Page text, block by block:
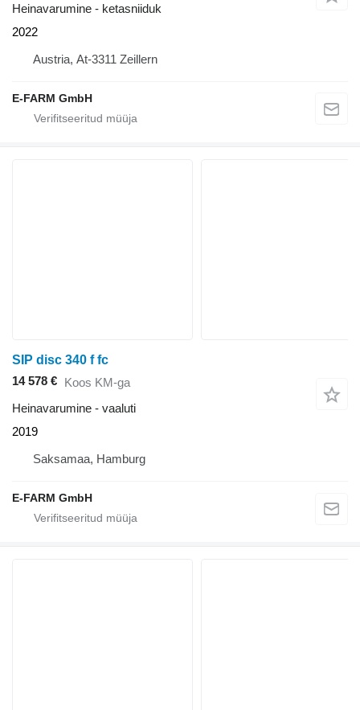
Heinavarumine - ketasniiduk
2022
Austria, At-3311 Zeillern
E-FARM GmbH
SIP disc 340 f fc
14 578 € Koos KM-ga
Heinavarumine - vaaluti
2019
Saksamaa, Hamburg
E-FARM GmbH